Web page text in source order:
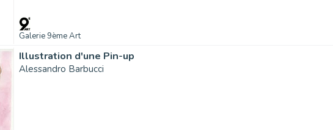
Galerie 9ème Art
Illustration d'une Pin-up
Alessandro Barbucci